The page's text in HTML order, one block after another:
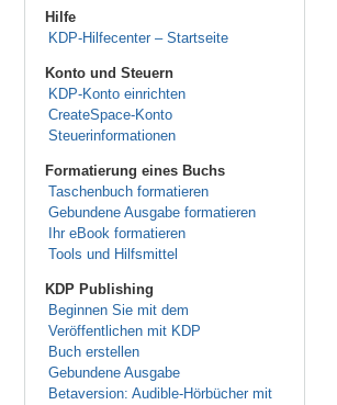
Hilfe
KDP-Hilfecenter – Startseite
Konto und Steuern
KDP-Konto einrichten
CreateSpace-Konto
Steuerinformationen
Formatierung eines Buchs
Taschenbuch formatieren
Gebundene Ausgabe formatieren
Ihr eBook formatieren
Tools und Hilfsmittel
KDP Publishing
Beginnen Sie mit dem
Veröffentlichen mit KDP
Buch erstellen
Gebundene Ausgabe
Betaversion: Audible-Hörbücher mit